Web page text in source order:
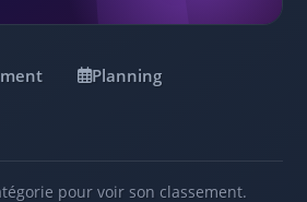
Planning
pour voir son classement.